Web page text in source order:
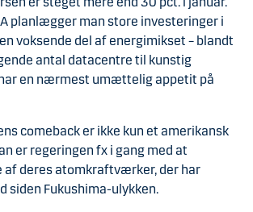
planlægger man store investeringer i
voksende del af energimikset – blandt
antal datacentre til kunstig
en nærmest umættelig appetit på
comeback er ikke kun et amerikansk
er regeringen fx i gang med at
af deres atomkraftværker, der har
siden Fukushima-ulykken.